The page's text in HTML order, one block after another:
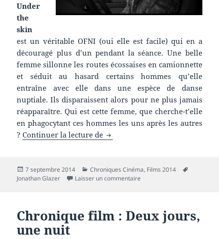
Under
the
skin
est un véritable OFNI (oui elle est facile) qui en a
découragé plus d’un pendant la séance. Une belle
femme sillonne les routes écossaises en camionnette
et séduit au hasard certains hommes qu’elle
entraîne avec elle dans une espèce de danse
nuptiale. Ils disparaissent alors pour ne plus jamais
réapparaître. Qui est cette femme, que cherche-t’elle
en phagocytant ces hommes les uns après les autres
?Continuer la lecture de Chronique film : Under the skin
Publié
le
7 septembre 2014 Catégories
Chroniques Cinéma, Films 2014
Jonathan Glazer Laisser un commentaire
Chronique film : Deux jours,
une nuit